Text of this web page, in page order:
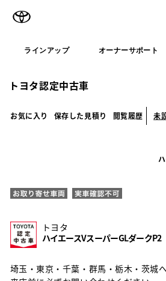
ラインアップ オーナーサポート
トヨタ認定中古車
お気に入り 保存した見積り 閲覧履歴 未
トヨタ
ハイエースVスーパーGLダークP2
埼玉・東京・千葉・群馬・栃木・茨城